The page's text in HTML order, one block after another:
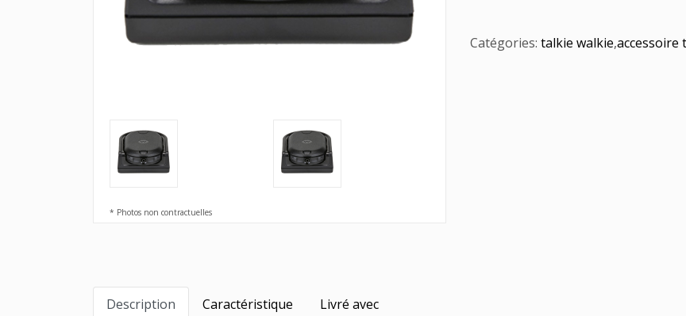
* Photos non contractuelles
Catégories: talkie walkie,accessoire
Description Caractéristique Livré avec